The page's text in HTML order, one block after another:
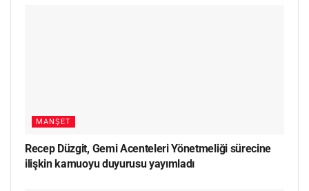
MANŞET
Recep Düzgit, Gemi Acenteleri Yönetmeliği sürecine
ilişkin kamuoyu duyurusu yayımladı